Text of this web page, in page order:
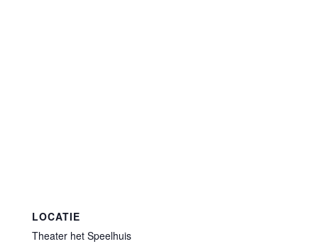
LOCATIE
Theater het Speelhuis